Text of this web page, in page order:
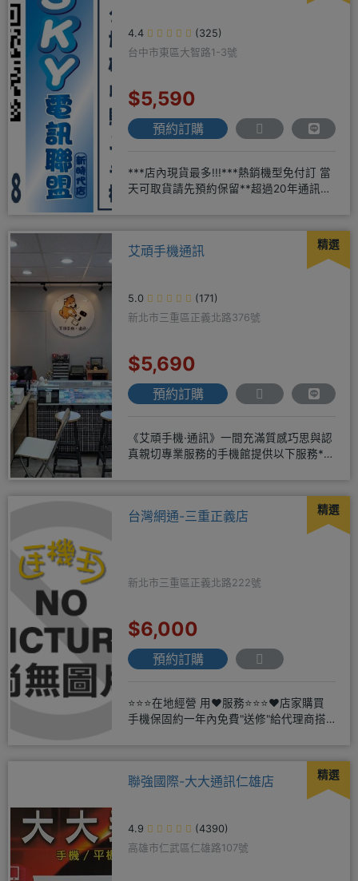
4.4
(325)
台中市東區大智路1-3號
$5,590
預約訂購
***店內現貨最多!!!***熱銷機型免付訂 當
天可取貨請先預約保留**超過20年通訊經
精選
艾頑手機通訊
5.0
(171)
新北市三重區正義北路376號
$5,690
預約訂購
《艾頑手機·通訊》一間充滿質感巧思與認
真親切專業服務的手機館提供以下服務*免
精選
台灣網通-三重正義店
新北市三重區正義北路222號
$6,000
預約訂購
⭐⭐⭐在地經營 用❤️服務⭐⭐⭐❤️店家購買
手機保固約一年內免費"送修"給代理商搭
精選
聯強國際-大大通訊仁雄店
4.9
(4390)
高雄市仁武區仁雄路107號